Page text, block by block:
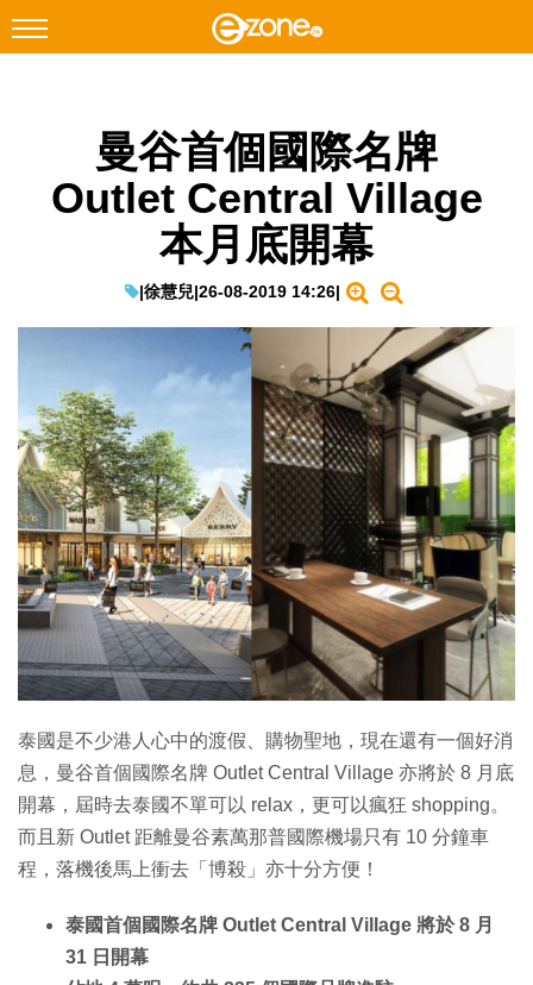
Facebook Instagram
科技焦點
教學評測
IT Times
生成式AI與雲端應用
Enterprise Digital Transformation
特集
曼谷首個國際名牌
Outlet Central Village
本月底開幕
|徐慧兒|26-08-2019 14:26|
泰國是不少港人心中的渡假、購物聖地，現在還有一個好消
息，曼谷首個國際名牌 Outlet Central Village 亦將於 8 月底
開幕，屆時去泰國不單可以 relax，更可以瘋狂 shopping。
而且新 Outlet 距離曼谷素萬那普國際機場只有 10 分鐘車
程，落機後馬上衝去「博殺」亦十分方便！
泰國首個國際名牌 Outlet Central Village 將於 8 月
31 日開幕